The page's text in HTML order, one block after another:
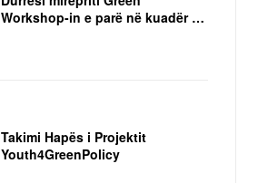
Workshop-in e parë në kuadër të
Takimi Hapës i Projektit
Youth4GreenPolicy